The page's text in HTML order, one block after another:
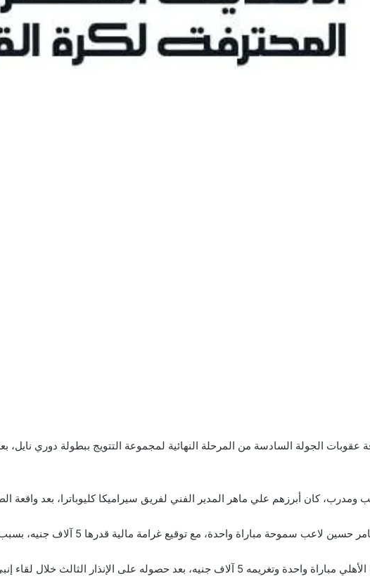
عقوبات الجولة السادسة من المرحلة النهائية لمجموعة التتويج ببطولة دوري نايل،
كان أبرزهم علي ماهر المدير الفني لفريق سيراميكا كليوباترا، بعد واقعة
مع توقيع غرامة مالية قدرها 5 آلاف جنيه، بسبب الحصول على الإنذار الثالث، وذلك عقب مواجهة الزمالك.
جنيه، بعد حصوله على الإنذار الثالث خلال لقاء إنبي.